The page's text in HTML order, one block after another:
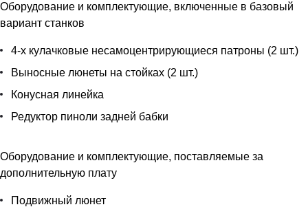
Оборудование и комплектующие, включенные в базовый
вариант станков
4-х кулачковые несамоцентрирующиеся патроны (2 шт.)
Выносные люнеты на стойках (2 шт.)
Конусная линейка
Редуктор пиноли задней бабки
Оборудование и комплектующие, поставляемые за
дополнительную плату
Подвижный люнет